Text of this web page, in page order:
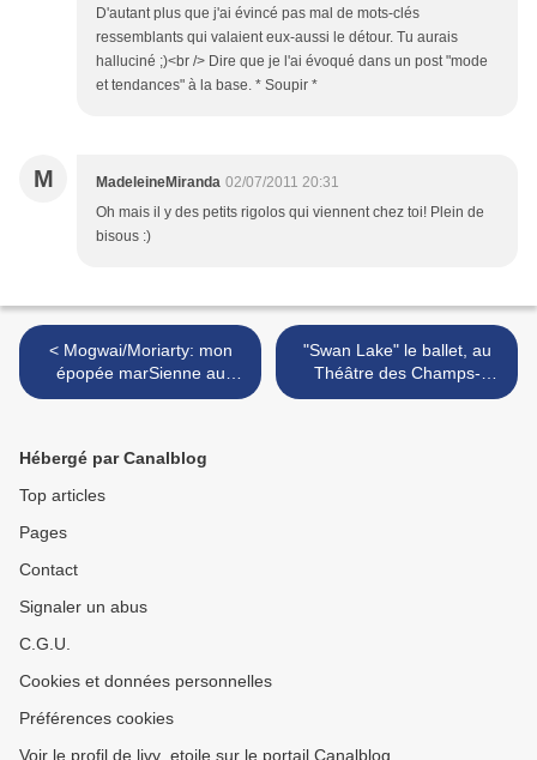
D'autant plus que j'ai évincé pas mal de mots-clés
ressemblants qui valaient eux-aussi le détour. Tu aurais
halluciné ;)<br /> Dire que je l'ai évoqué dans un post "mode
et tendances" à la base. * Soupir *
M MadeleineMiranda 02/07/2011 20:31
Oh mais il y des petits rigolos qui viennent chez toi! Plein de
bisous :)
< Mogwai/Moriarty: mon
épopée marSienne au
Trianon
"Swan Lake" le ballet, au
Théâtre des Champs-
Elysées >
Hébergé par Canalblog
Top articles
Pages
Contact
Signaler un abus
C.G.U.
Cookies et données personnelles
Préférences cookies
Voir le profil de livy_etoile sur le portail Canalblog